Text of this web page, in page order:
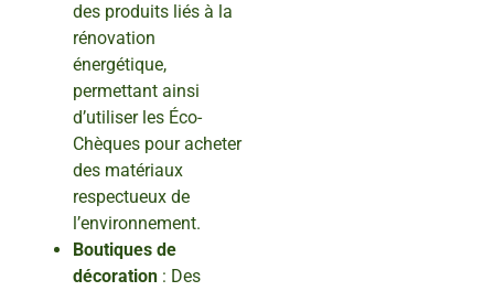
des produits liés à la
rénovation
énergétique,
permettant ainsi
d’utiliser les Éco-
Chèques pour acheter
des matériaux
respectueux de
l’environnement.
Boutiques de
décoration : Des